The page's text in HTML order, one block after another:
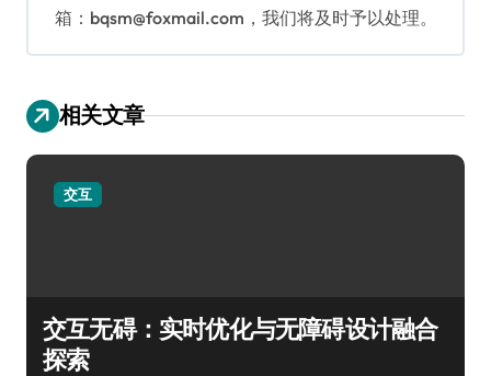
箱：bqsm@foxmail.com，我们将及时予以处理。
相关文章
交互
交互无碍：实时优化与无障碍设计融合
探索